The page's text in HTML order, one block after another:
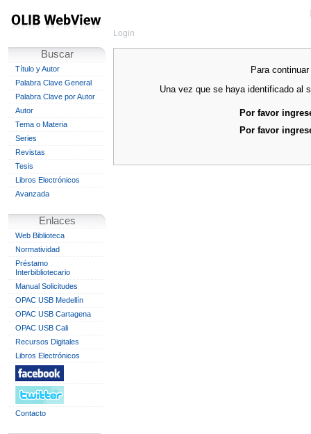
Buscar
Título y Autor
Palabra Clave General
Palabra Clave por Autor
Autor
Tema o Materia
Series
Revistas
Tesis
Libros Electrónicos
Avanzada
Enlaces
Web Biblioteca
Normatividad
Préstamo
Interbibliotecario
Manual Solicitudes
OPAC USB Medellín
OPAC USB Cartagena
OPAC USB Cali
Recursos Digitales
Libros Electrónicos
Contacto
Login
Para
Una vez que se haya identificado al
Por favor
Por favor